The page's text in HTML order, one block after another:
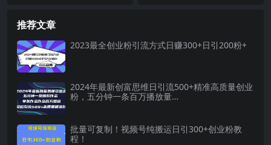
推荐文章
2023最全创业粉引流方式日赚300+日引200粉+
2024年最新创富思维日引流500+精准高质量创业
粉，五分钟一条百万播放量…
批量可复制！视频号纯搬运日引300+创业粉教
程！